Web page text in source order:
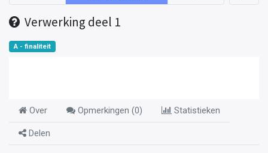
Verwerking deel 1
A - finaliteit
Over Opmerkingen (0) Statistieken
Delen